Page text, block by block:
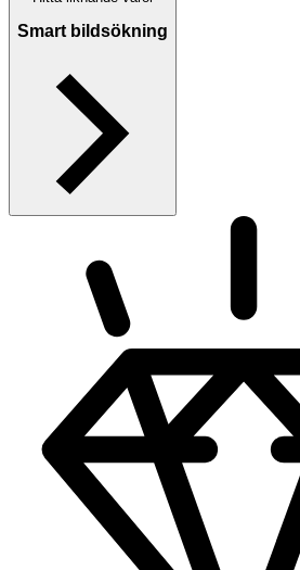
Smart bildsökning